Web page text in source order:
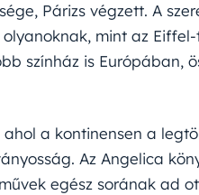
Párizs végzett. A
mint az
színház is Európában,
a kontinensen a
Az Angelica
egész sorának ad